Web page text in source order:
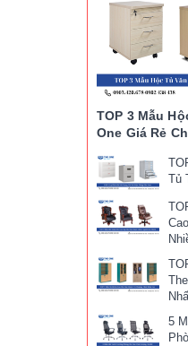
TOP 3 Mẫu
One Giá Rẻ
Tủ
5